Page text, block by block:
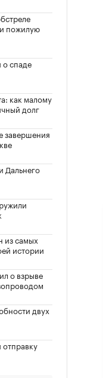
пожилую
спаде
как малому
долг
завершения
Дальнего
из самых
истории
о взрыве
двух